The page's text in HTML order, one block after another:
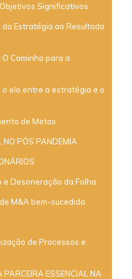
Significativos
Estratégia ao Resultado
Caminho para a
elo entre a estratégia e o
de Metas
NO PÓS PANDEMIA
Desoneração da Folha
M&A bem-sucedida
de Processos e
ESSENCIAL NA